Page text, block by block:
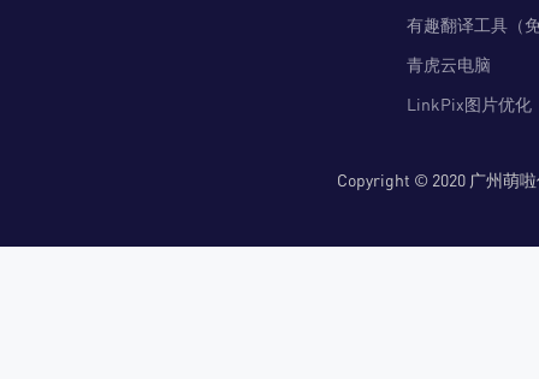
有趣翻译工具（
青虎云电脑
LinkPix图片优化
Copyright © 2020 广州萌